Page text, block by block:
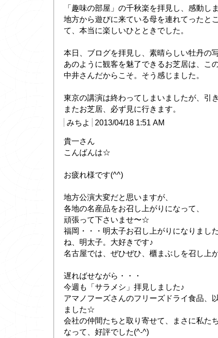
「趣味の部屋」の千秋楽を拝見し、感動し
地方から遊びに来ている母を連れてったと
て、本当に楽しいひとときでした。
本日、ブログを拝見し、素晴らしい牡丹の
あのように観客を魅了できるお芝居は、こ
中井さんだからこそ。そう感じました。
東京の講演は終わってしまいましたが、引
またお芝居、必ず見に行きます。
みちよ
2013/04/18 1:51 AM
貴一さん
こんばんは☆
お疲れ様です(^^)
地方公演大変だと思いますが、
各地の名産品をお召し上がりになって、
頑張って下さいませ〜☆
福岡・・・明太子お召し上がりになりまし
ね、明太子。大好きです♪
名古屋では、ぜひぜひ、櫃まぶしを召し上
遅ればせながら・・・
今週も「サラメシ」拝見しました♪
アマノフーズさんのフリーズドライ食品、
ました☆
会社の仲間たちと取り寄せて、まさに私た
なって、好評でした(^-^)